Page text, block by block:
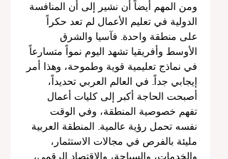
ومن المهم أيضاً أن نشير إلى أن المنافسة
الدولية في تعليم الأعمال لم تعد حكراً
على منطقة واحدة. فآسيا والشرق
الأوسط وأفريقيا تشهد اليوم نمواً متسارعاً
في نماذج تعليمية قوية وطموحة، وهذا أمر
إيجابي جداً. في العالم العربي تحديداً،
أصبحت الحاجة أكبر إلى كليات أعمال
تفهم خصوصية المنطقة، وفي الوقت
نفسه تحمل رؤية عالمية. المنطقة العربية
مليئة بالفرص في مجالات الاستثمار،
والخدمات، والسياحة، والاقتصاد الرقمي،